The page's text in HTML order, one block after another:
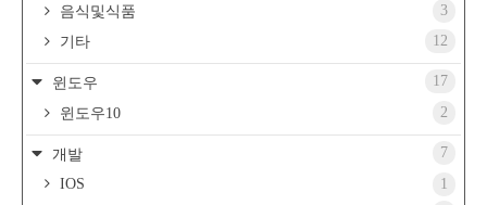
음식및식품
3
기타
12
윈도우
17
윈도우10
2
개발
7
IOS
1